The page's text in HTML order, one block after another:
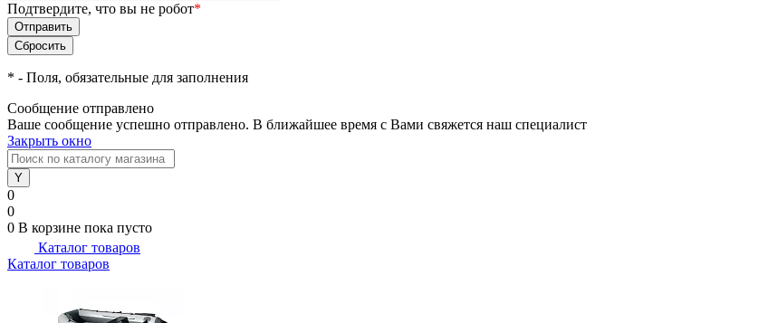
Подтвердите, что вы не робот*
* - Поля, обязательные для заполнения
Сообщение отправлено
Ваше сообщение успешно отправлено. В ближайшее время с Вами свяжется наш специалист
Закрыть окно
0
0
0 В корзине пока пусто
Каталог товаров
Каталог товаров